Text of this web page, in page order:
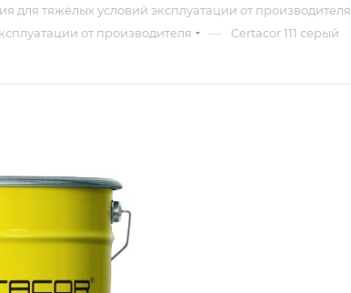
для тяжёлых условий эксплуатации от производителя
от производителя — Certacor 111 серый